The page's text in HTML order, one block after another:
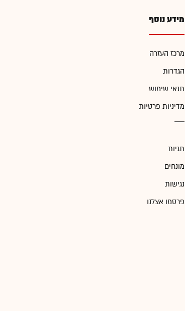
מידע נוסף
מרכז העזרה
הגדרות
תנאי שימוש
מדיניות פרטיות
תגיות
מונחים
נגישות
פרסמו אצלנו